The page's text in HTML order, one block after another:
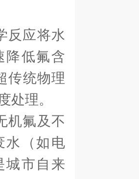
反应将水
降低氟含
传统物理
处理。
机氟及不
水（如电
城市自来